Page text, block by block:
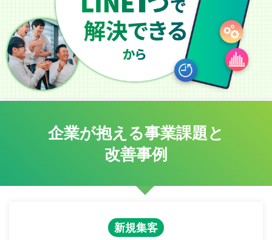
企業が抱える事業課題と
改善事例
新規集客